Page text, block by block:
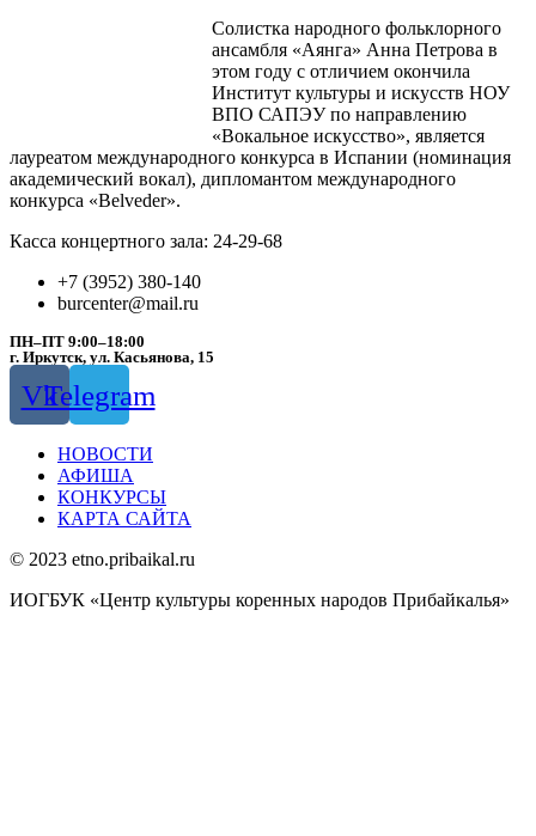
Солистка народного фольклорного
ансамбля «Аянга» Анна Петрова в
этом году с отличием окончила
Институт культуры и искусств НОУ
ВПО САПЭУ по направлению
«Вокальное искусство», является
лауреатом международного конкурса в Испании (номинация
академический вокал), дипломантом международного
конкурса «Belveder».
Касса концертного зала: 24-29-68
+7 (3952) 380-140
burcenter@mail.ru
ПН–ПТ 9:00–18:00
г. Иркутск, ул. Касьянова, 15
VkTelegram
НОВОСТИ
АФИША
КОНКУРСЫ
КАРТА САЙТА
© 2023 etno.pribaikal.ru
ИОГБУК «Центр культуры коренных народов Прибайкалья»